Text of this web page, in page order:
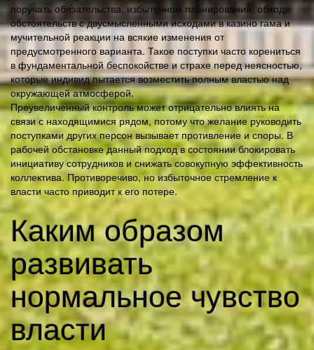
поручать обязательства, избыточном планировании, обходе
обстоятельств с двусмысленными исходами в казино гама и
мучительной реакции на всякие изменения от
предусмотренного варианта. Такое поступки часто корениться
в фундаментальной беспокойстве и страхе перед неясностью,
которые индивид пытается возместить полным властью над
окружающей атмосферой.
Преувеличенный контроль может отрицательно влиять на
связи с находящимися рядом, потому что желание руководить
поступками других персон вызывает противление и споры. В
рабочей обстановке данный подход в состоянии блокировать
инициативу сотрудников и снижать совокупную эффективность
коллектива. Противоречиво, но избыточное стремление к
власти часто приводит к его потере.
Каким образом
развивать
нормальное чувство
власти